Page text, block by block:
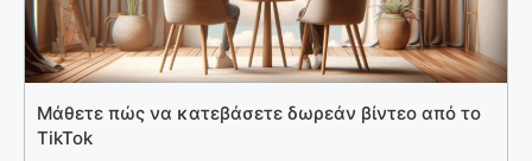
Μάθετε πώς να κατεβάσετε δωρεάν βίντεο από το
TikTok